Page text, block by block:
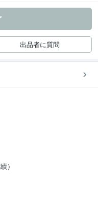
出品者に質問
）